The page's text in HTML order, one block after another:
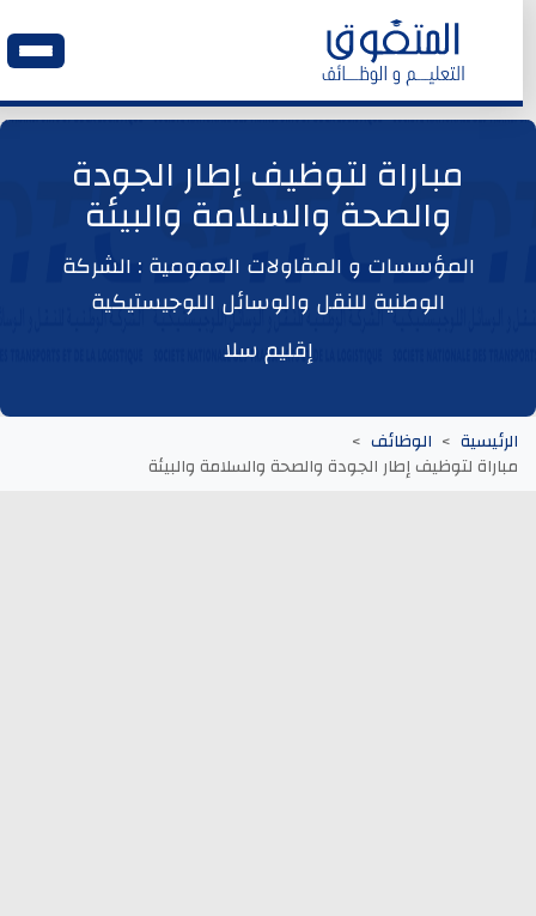
وظائف اليوم
ابحث عن وظيفة
وظائف المؤسسات و المقاولات العمومية
وظائف مصالح الدولة
مباراة لتوظيف إطار الجودة
والصحة والسلامة والبيئة
المؤسسات و المقاولات العمومية : الشركة
الوطنية للنقل والوسائل اللوجيستيكية
إقليم سلا
الرئيسية الوظائف
مباراة لتوظيف إطار الجودة والصحة والسلامة والبيئة